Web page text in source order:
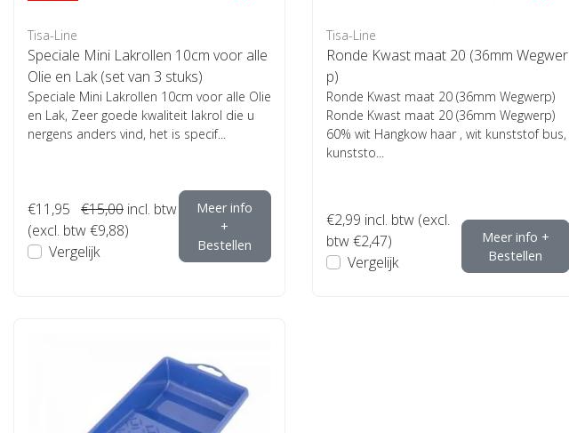
Tisa-Line
Speciale Mini Lakrollen 10cm voor alle
Olie en Lak (set van 3 stuks)
Speciale Mini Lakrollen 10cm voor alle Olie
en Lak, Zeer goede kwaliteit lakrol die u
nergens anders vind, het is specif...
€11,95 €15,00 incl. btw
(excl. btw €9,88)
Vergelijk
Meer info
+
Bestellen
Tisa-Line
Ronde Kwast maat 20 (36mm Wegwer
p)
Ronde Kwast maat 20 (36mm Wegwerp)
Ronde Kwast maat 20 (36mm Wegwerp)
60% wit Hangkow haar , wit kunststof bus,
kunststo...
€2,99 incl. btw (excl.
btw €2,47)
Vergelijk
Meer info +
Bestellen